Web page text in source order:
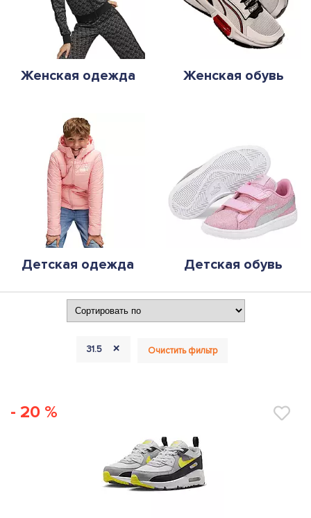
Женская одежда Женская обувь
Детская одежда Детская обувь
31.5 + Очистить фильтр
- 20 %